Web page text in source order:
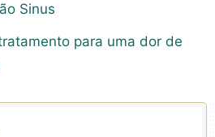
Sinus
para uma dor de